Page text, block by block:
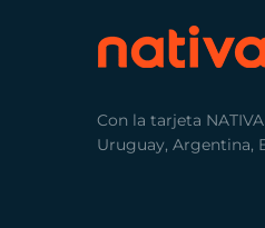
Con la tarjeta
Uruguay, Argentina,